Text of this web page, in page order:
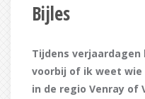
Bijles
Tijdens
voorbij of ik weet
in de regio Venray of